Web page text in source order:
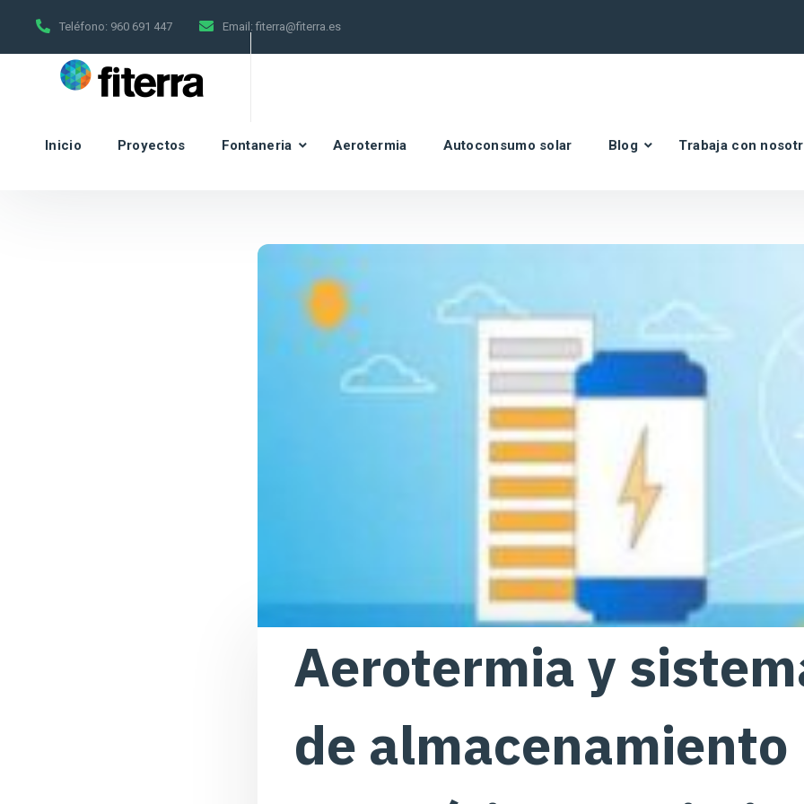
Teléfono: 960 691 447 Email: fiterra@fiterra.es
Inicio Proyectos Fontaneria Aerotermia Autoconsumo solar Blog Trabaja con
Aerotermia y
de almacenamiento